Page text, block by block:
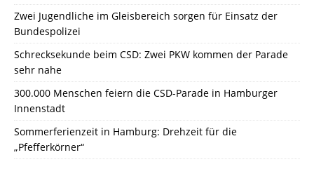
Zwei Jugendliche im Gleisbereich sorgen für Einsatz der
Bundespolizei
Schrecksekunde beim CSD: Zwei PKW kommen der Parade
sehr nahe
300.000 Menschen feiern die CSD-Parade in Hamburger
Innenstadt
Sommerferienzeit in Hamburg: Drehzeit für die
„Pfefferkörner“